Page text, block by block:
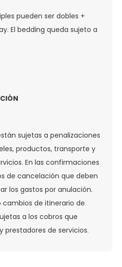
pueden ser dobles +
El bedding queda sujeto a
sujetas a penalizaciones
productos, transporte y
En las confirmaciones
de cancelación que deben
los gastos por anulación.
cambios de itinerario de
a los cobros que
prestadores de servicios.